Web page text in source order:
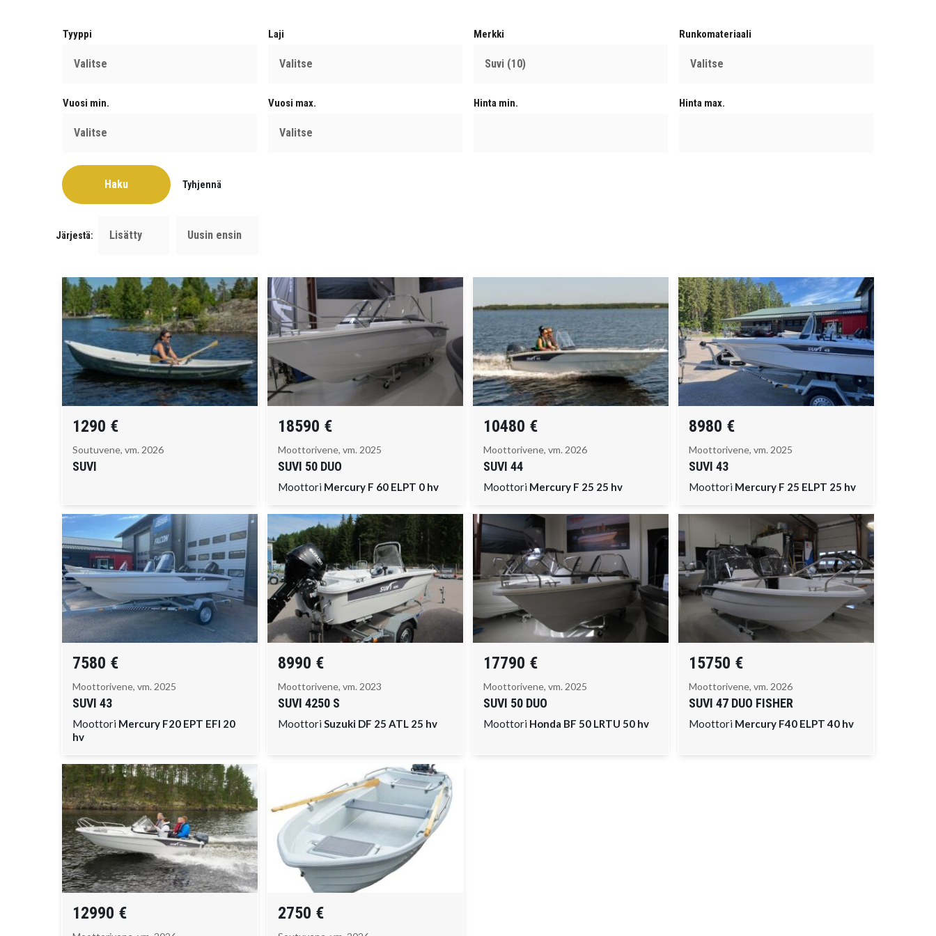
Tyyppi Laji Merkki Runkomateriaali
Vuosi min. Vuosi max. Hinta min. Hinta max.
Järjestä:
1290 €
Soutuvene, vm. 2026
SUVI
18590 €
Moottorivene, vm. 2025
SUVI 50 DUO
Moottori Mercury F 60 ELPT 0 hv
10480 €
Moottorivene, vm. 2026
SUVI 44
Moottori Mercury F 25 25 hv
8980 €
Moottorivene, vm. 2025
SUVI 43
Moottori Mercury F 25 ELPT 25 hv
7580 €
Moottorivene, vm. 2025
SUVI 43
Moottori Mercury F20 EPT EFI 20
hv
8990 €
Moottorivene, vm. 2023
SUVI 4250 S
Moottori Suzuki DF 25 ATL 25 hv
17790 €
Moottorivene, vm. 2025
SUVI 50 DUO
Moottori Honda BF 50 LRTU 50 hv
15750 €
Moottorivene, vm. 2026
SUVI 47 DUO FISHER
Moottori Mercury F40 ELPT 40 hv
12990 € 2750 €